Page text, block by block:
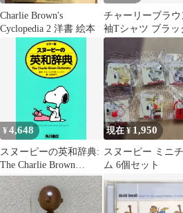
Charlie Brown's
Cyclopedia 2 洋書 絵本
チャーリーブラウ
袖Tシャツ ブラッ
¥4,648
スヌーピーの英和辞典:
The Charlie Brown
dictionary カラ-版／チ
ャールズ・M・シュル
ツ、山
現在 ¥ 1,950
スヌーピー ミニ
ム 6個セット